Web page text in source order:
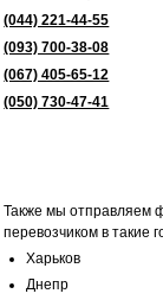
(044) 221-44-55
(093) 700-38-08
(067) 405-65-12
(050) 730-47-41
Также мы отправляем
перевозчиком в такие
Харьков
Днепр